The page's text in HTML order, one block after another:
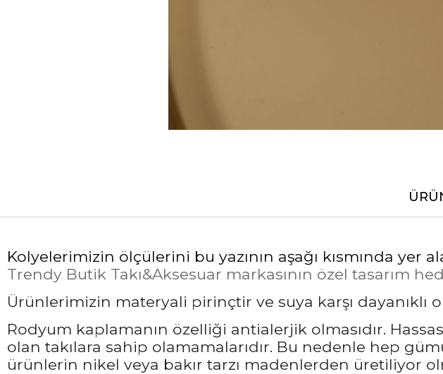
Kolyelerimizin ölçülerini bu yazının aşağı kısmında yer
Trendy Butik Takı&Aksesuar markasının özel tasarım
Ürünlerimizin materyali pirinçtir ve suya karşı dayanıklı
Rodyum kaplamanın özelliği antialerjik olmasıdır.
olan takılara sahip olamamalarıdır. Bu nedenle hep
ürünlerin nikel veya bakır tarzı madenlerden üretiliyor